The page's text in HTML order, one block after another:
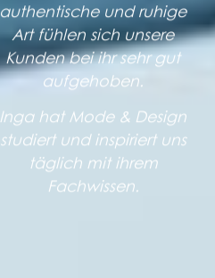
authentische und ruhige
Art fühlen sich unsere
Kunden bei ihr sehr gut
aufgehoben.
Inga hat Mode & Design
studiert und inspiriert uns
täglich mit ihrem
Fachwissen.